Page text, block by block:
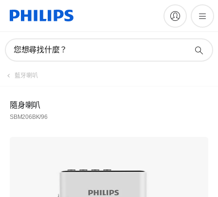
您想尋找什麼？
藍牙喇叭
隨身喇叭
SBM206BK/96